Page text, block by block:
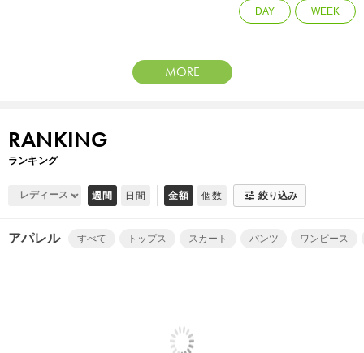
DAY
WEEK
MORE
RANKING
ランキング
週間 日間 金額 個数 tune 絞り込み
アパレル すべて トップス スカート パンツ ワンピース